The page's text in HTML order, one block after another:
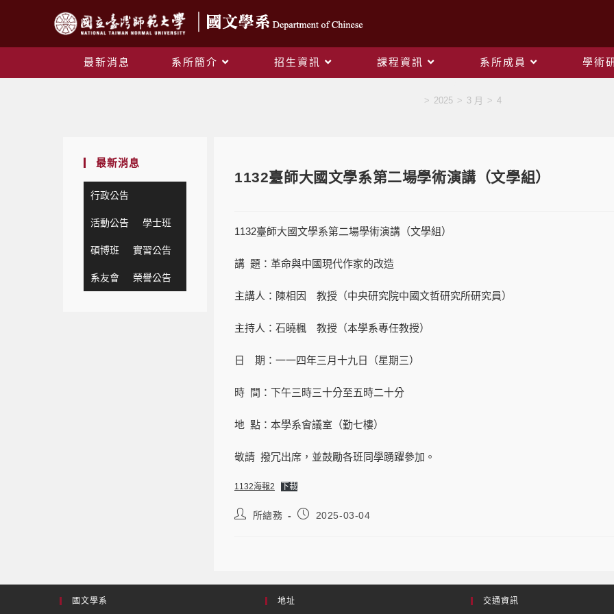
最新消息 系所簡介 招生資訊 課程資訊 系所成員 學術
> 2025 > 3 月 > 4
最新消息
行政公告
活動公告 學士班
碩博班 實習公告
系友會 榮譽公告
1132臺師大國文學系第二場學術演講（文學組）
1132臺師大國文學系第二場學術演講（文學組）
講 題：革命與中國現代作家的改造
主講人：陳相因 教授（中央研究院中國文哲研究所研究員）
主持人：石曉楓 教授（本學系專任教授）
日 期：一一四年三月十九日（星期三）
時 間：下午三時三十分至五時二十分
地 點：本學系會議室（勤七樓）
敬請 撥冗出席，並鼓勵各班同學踴躍參加。
1132海報2 下載
所總務 2025-03-04
國文學系 地址 交通資訊